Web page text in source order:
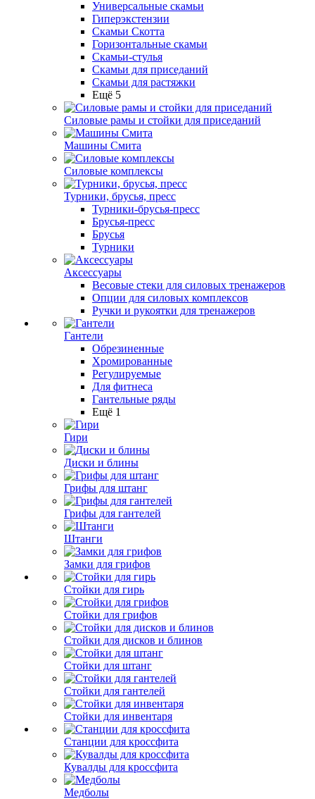
Универсальные скамьи
Гиперэкстензии
Скамьи Скотта
Горизонтальные скамьи
Скамьи-стулья
Скамьи для приседаний
Скамьи для растяжки
Ещё 5
Силовые рамы и стойки для приседаний
Машины Смита
Силовые комплексы
Турники, брусья, пресс
Турники-брусья-пресс
Брусья-пресс
Брусья
Турники
Аксессуары
Весовые стеки для силовых тренажеров
Опции для силовых комплексов
Ручки и рукоятки для тренажеров
Гантели
Обрезиненные
Хромированные
Регулируемые
Для фитнеса
Гантельные ряды
Ещё 1
Гири
Диски и блины
Грифы для штанг
Грифы для гантелей
Штанги
Замки для грифов
Стойки для гирь
Стойки для грифов
Стойки для дисков и блинов
Стойки для штанг
Стойки для гантелей
Стойки для инвентаря
Станции для кроссфита
Кувалды для кроссфита
Медболы